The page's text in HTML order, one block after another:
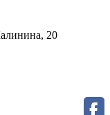
20